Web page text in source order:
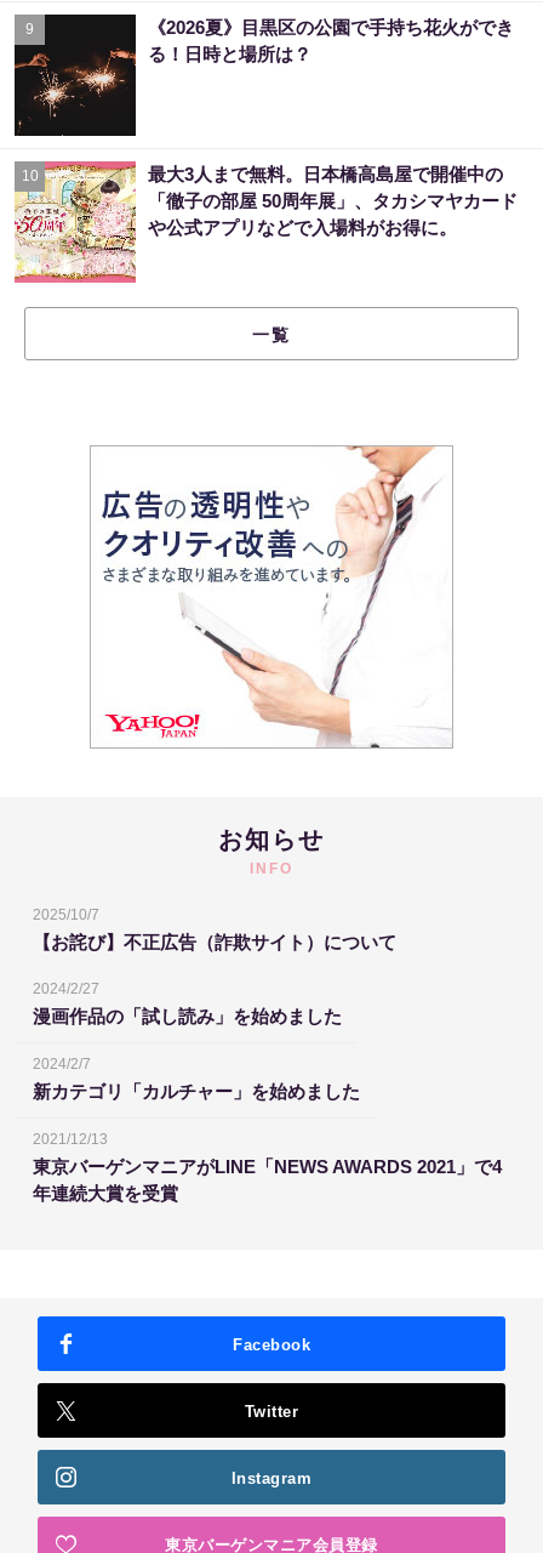
9
《2026夏》目黒区の公園で手持ち花火ができ
る！日時と場所は？
10
最大3人まで無料。日本橋高島屋で開催中の
「徹子の部屋 50周年展」、タカシマヤカード
や公式アプリなどで入場料がお得に。
一覧
お知らせ
INFO
2025/10/7
【お詫び】不正広告（詐欺サイト）について
2024/2/27
漫画作品の「試し読み」を始めました
2024/2/7
新カテゴリ「カルチャー」を始めました
2021/12/13
東京バーゲンマニアがLINE「NEWS AWARDS 2021」で4
年連続大賞を受賞
Facebook
Twitter
Instagram
東京バーゲンマニア会員登録